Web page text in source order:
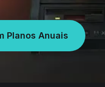
Planos Anuais